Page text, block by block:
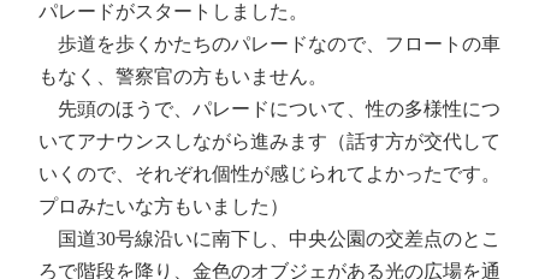
パレードがスタートしました。
歩道を歩くかたちのパレードなので、フロートの車
もなく、警察官の方もいません。
先頭のほうで、パレードについて、性の多様性につ
いてアナウンスしながら進みます（話す方が交代して
いくので、それぞれ個性が感じられてよかったです。
プロみたいな方もいました）
国道30号線沿いに南下し、中央公園の交差点のとこ
ろで階段を降り、金色のオブジェがある光の広場を通